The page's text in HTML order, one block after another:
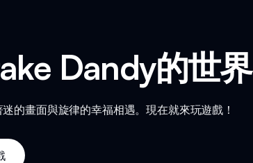
Dandy的世界
的畫面與旋律的幸福相遇。現在就來玩遊戲！